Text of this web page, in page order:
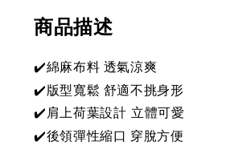
商品描述
✔️綿麻布料 透氣涼爽
✔️版型寬鬆 舒適不挑身形
✔️肩上荷葉設計 立體可愛
✔️後領彈性縮口 穿脫方便